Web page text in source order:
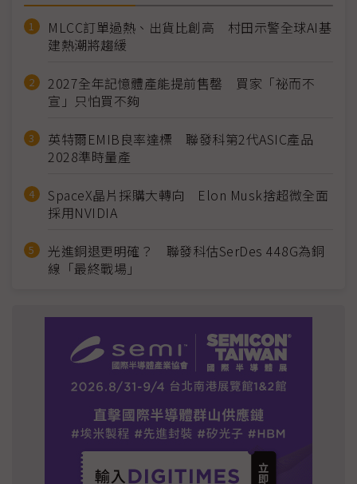
MLCC訂單過熱、出貨比創高 村田示警全球AI基
建熱潮將趨緩
2027全年記憶體產能提前售罄 買家「祕而不
宣」只怕買不夠
英特爾EMIB良率達標 聯發科第2代ASIC產品
2028準時量產
SpaceX晶片採購大轉向 Elon Musk捨超微全面
採用NVIDIA
光進銅退更明確？ 聯發科估SerDes 448G為銅
線「最終戰場」